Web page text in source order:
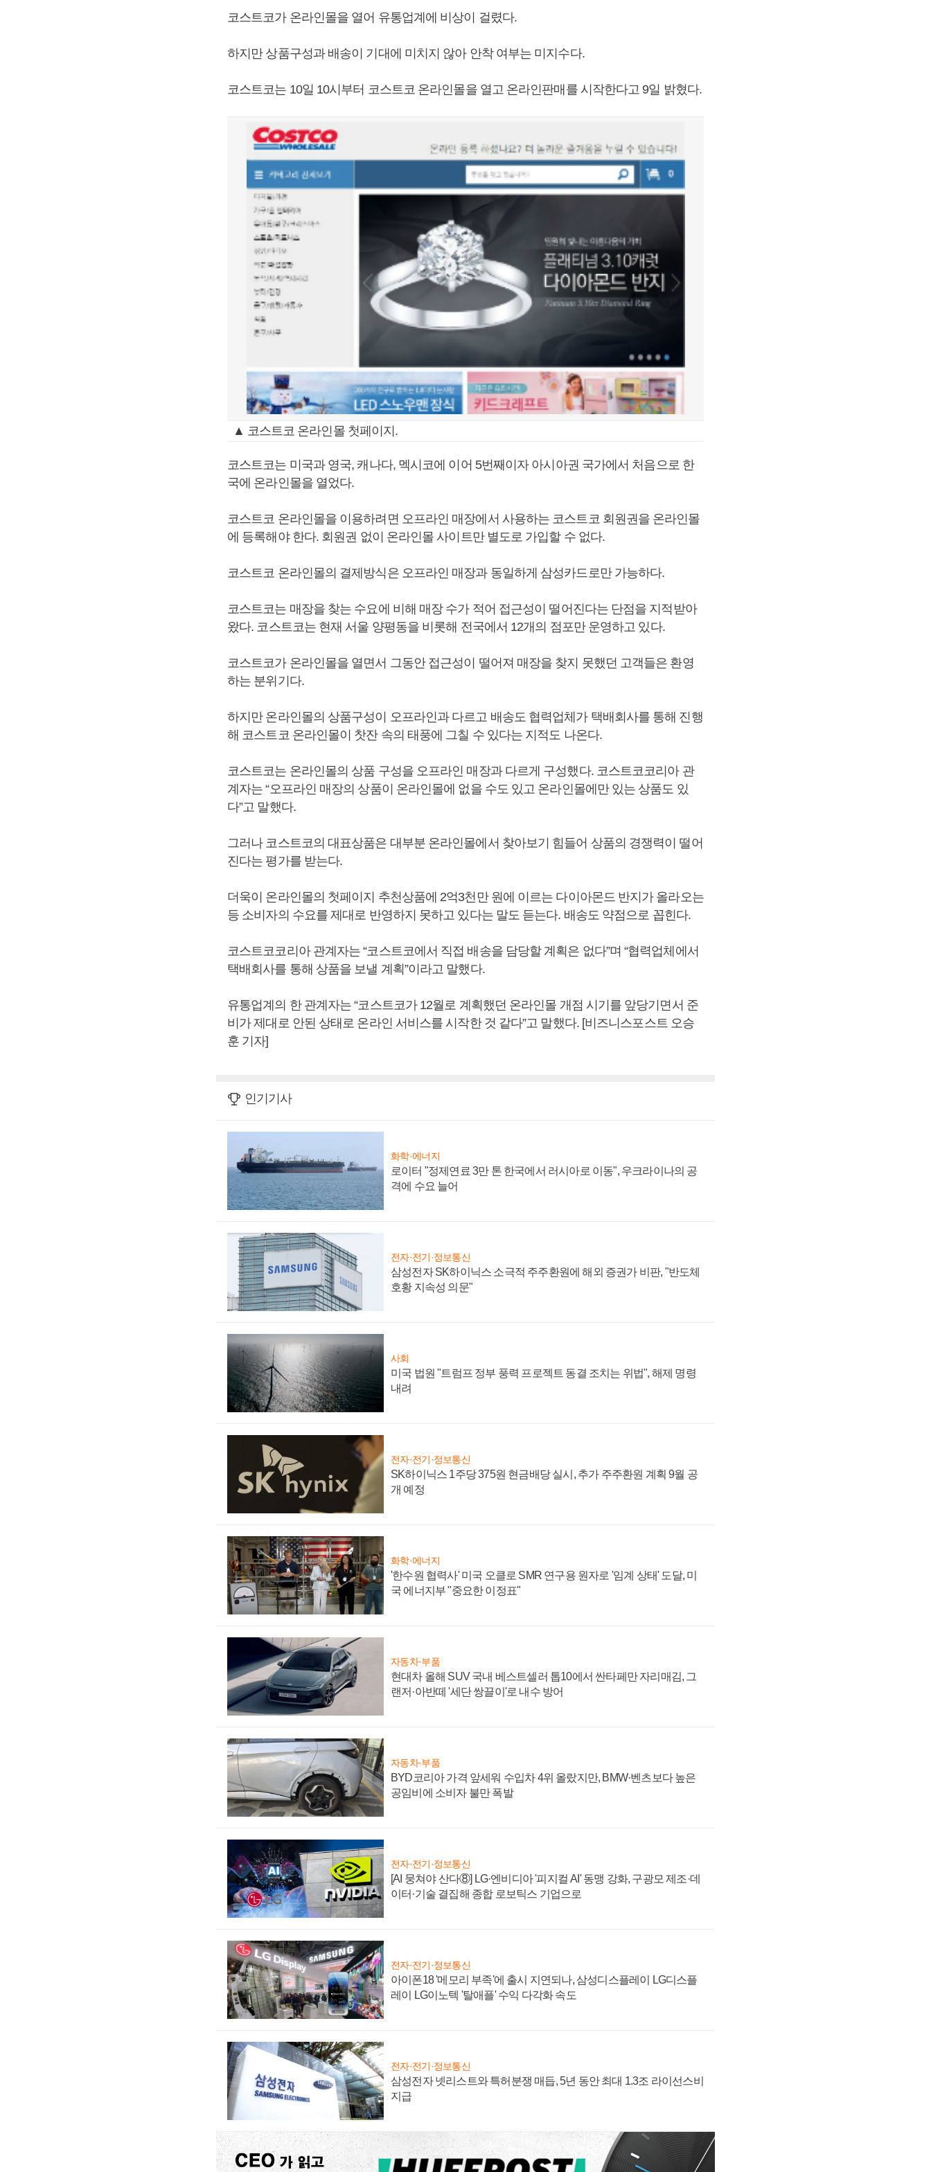
코스트코가 온라인몰을 열어 유통업계에 비상이 걸렸다.
하지만 상품구성과 배송이 기대에 미치지 않아 안착 여부는 미지수다.
코스트코는 10일 10시부터 코스트코 온라인몰을 열고 온라인판매를 시작한다고 9일 밝혔다.
▲ 코스트코 온라인몰 첫페이지.
코스트코는 미국과 영국, 캐나다, 멕시코에 이어 5번째이자 아시아권 국가에서 처음으로 한
국에 온라인몰을 열었다.
코스트코 온라인몰을 이용하려면 오프라인 매장에서 사용하는 코스트코 회원권을 온라인몰
에 등록해야 한다. 회원권 없이 온라인몰 사이트만 별도로 가입할 수 없다.
코스트코 온라인몰의 결제방식은 오프라인 매장과 동일하게 삼성카드로만 가능하다.
코스트코는 매장을 찾는 수요에 비해 매장 수가 적어 접근성이 떨어진다는 단점을 지적받아
왔다. 코스트코는 현재 서울 양평동을 비롯해 전국에서 12개의 점포만 운영하고 있다.
코스트코가 온라인몰을 열면서 그동안 접근성이 떨어져 매장을 찾지 못했던 고객들은 환영
하는 분위기다.
하지만 온라인몰의 상품구성이 오프라인과 다르고 배송도 협력업체가 택배회사를 통해 진행
해 코스트코 온라인몰이 찻잔 속의 태풍에 그칠 수 있다는 지적도 나온다.
코스트코는 온라인몰의 상품 구성을 오프라인 매장과 다르게 구성했다. 코스트코코리아 관
계자는 “오프라인 매장의 상품이 온라인몰에 없을 수도 있고 온라인몰에만 있는 상품도 있
다”고 말했다.
그러나 코스트코의 대표상품은 대부분 온라인몰에서 찾아보기 힘들어 상품의 경쟁력이 떨어
진다는 평가를 받는다.
더욱이 온라인몰의 첫페이지 추천상품에 2억3천만 원에 이르는 다이아몬드 반지가 올라오는
등 소비자의 수요를 제대로 반영하지 못하고 있다는 말도 듣는다. 배송도 약점으로 꼽힌다.
코스트코코리아 관계자는 “코스트코에서 직접 배송을 담당할 계획은 없다”며 “협력업체에서
택배회사를 통해 상품을 보낼 계획”이라고 말했다.
유통업계의 한 관계자는 “코스트코가 12월로 계획했던 온라인몰 개점 시기를 앞당기면서 준
비가 제대로 안된 상태로 온라인 서비스를 시작한 것 같다”고 말했다. [비즈니스포스트 오승
훈 기자]
인기기사
화학·에너지
로이터 "정제연료 3만 톤 한국에서 러시아로 이동", 우크라이나의 공
격에 수요 늘어
전자·전기·정보통신
삼성전자 SK하이닉스 소극적 주주환원에 해외 증권가 비판, "반도체
호황 지속성 의문"
사회
미국 법원 "트럼프 정부 풍력 프로젝트 동결 조치는 위법", 해제 명령
내려
전자·전기·정보통신
SK하이닉스 1주당 375원 현금배당 실시, 추가 주주환원 계획 9월 공
개 예정
화학·에너지
'한수원 협력사' 미국 오클로 SMR 연구용 원자로 '임계 상태' 도달, 미
국 에너지부 "중요한 이정표"
자동차·부품
현대차 올해 SUV 국내 베스트셀러 톱10에서 싼타페만 자리매김, 그
랜저·아반떼 '세단 쌍끌이'로 내수 방어
자동차·부품
BYD코리아 가격 앞세워 수입차 4위 올랐지만, BMW·벤츠보다 높은
공임비에 소비자 불만 폭발
전자·전기·정보통신
[AI 뭉쳐야 산다⑧] LG·엔비디아 '피지컬 AI' 동맹 강화, 구광모 제조·데
이터·기술 결집해 종합 로보틱스 기업으로
전자·전기·정보통신
아이폰18 '메모리 부족'에 출시 지연되나, 삼성디스플레이 LG디스플
레이 LG이노텍 '탈애플' 수익 다각화 속도
전자·전기·정보통신
삼성전자 넷리스트와 특허분쟁 매듭, 5년 동안 최대 1.3조 라이선스비
지급